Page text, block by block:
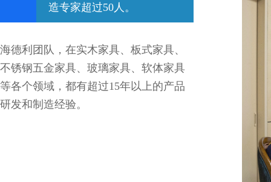
造专家超过50人。
海德利团队，在实木家具、板式家具、
不锈钢五金家具、玻璃家具、软体家具
等各个领域，都有超过15年以上的产品
研发和制造经验。